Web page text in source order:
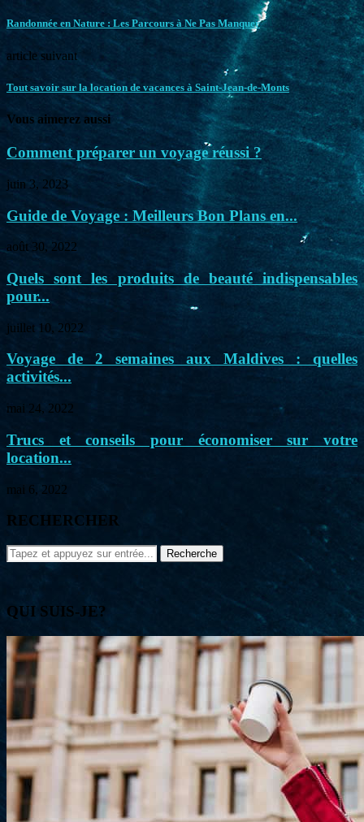
Randonnée en Nature : Les Parcours à Ne Pas Manquer
article suivant
Tout savoir sur la location de vacances à Saint-Jean-de-Monts
Vous aimerez aussi
Comment préparer un voyage réussi ?
juin 3, 2023
Guide de Voyage : Meilleurs Bon Plans en...
août 30, 2022
Quels sont les produits de beauté indispensables
pour...
juillet 10, 2022
Voyage de 2 semaines aux Maldives : quelles
activités...
mai 24, 2022
Trucs et conseils pour économiser sur votre
location...
mai 6, 2022
RECHERCHER
QUI SUIS-JE?